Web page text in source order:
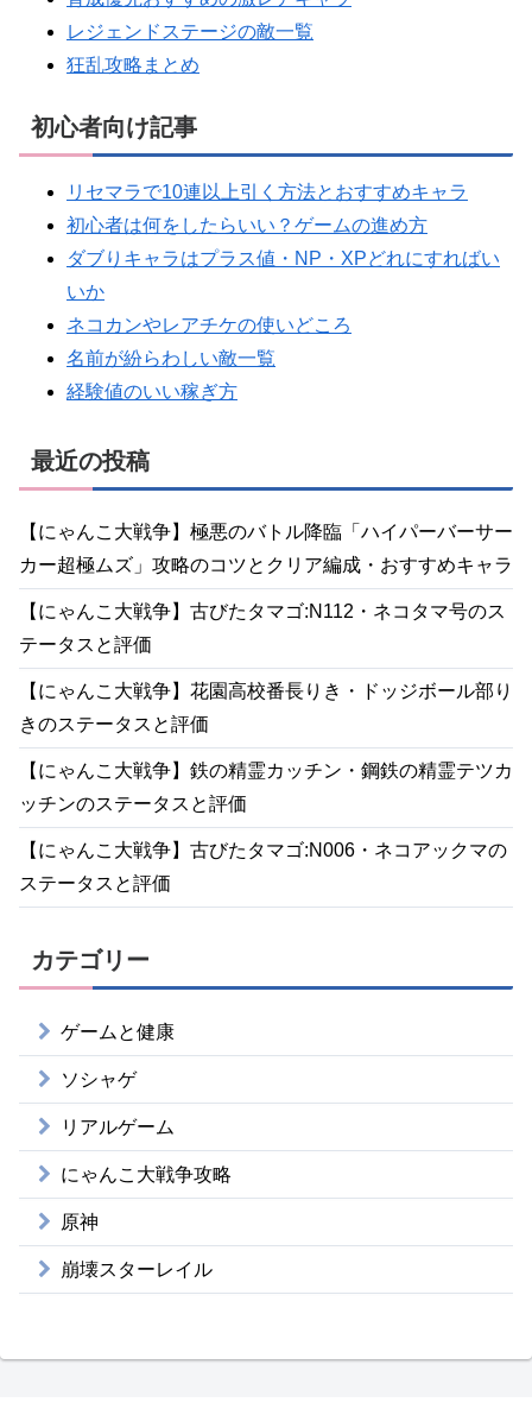
レジェンドステージの敵一覧
狂乱攻略まとめ
初心者向け記事
リセマラで10連以上引く方法とおすすめキャラ
初心者は何をしたらいい？ゲームの進め方
ダブりキャラはプラス値・NP・XPどれにすればい
いか
ネコカンやレアチケの使いどころ
名前が紛らわしい敵一覧
経験値のいい稼ぎ方
最近の投稿
【にゃんこ大戦争】極悪のバトル降臨「ハイパーバーサー
カー超極ムズ」攻略のコツとクリア編成・おすすめキャラ
【にゃんこ大戦争】古びたタマゴ:N112・ネコタマ号のス
テータスと評価
【にゃんこ大戦争】花園高校番長りき・ドッジボール部り
きのステータスと評価
【にゃんこ大戦争】鉄の精霊カッチン・鋼鉄の精霊テツカ
ッチンのステータスと評価
【にゃんこ大戦争】古びたタマゴ:N006・ネコアックマの
ステータスと評価
カテゴリー
ゲームと健康
ソシャゲ
リアルゲーム
にゃんこ大戦争攻略
原神
崩壊スターレイル